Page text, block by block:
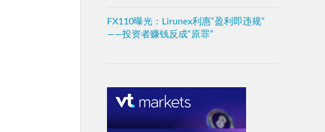
FX110曝光：Lirunex利惠“盈利即违规”
——投资者赚钱反成“原罪”